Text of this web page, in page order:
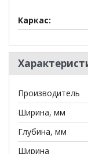
Каркас:
Основание:
Настил:
Механизм:
Бельевой ящик:
Декоративные
Производитель
Ширина, мм
Глубина, мм
Ширина